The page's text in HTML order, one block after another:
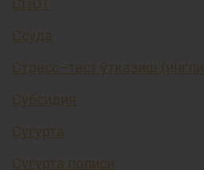
СПОТ
Ссуда
Стресс–тест ўтказиш
Субсидия
Суғурта
Суғурта полиси